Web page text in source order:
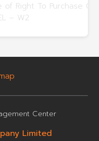
Right To Purchase
– W2
Center
Limited